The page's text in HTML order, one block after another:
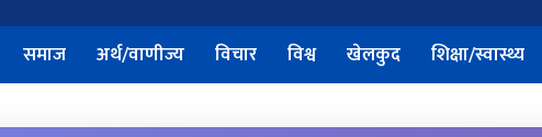
समाज अर्थ/वाणीज्य विचार विश्व खेलकुद शिक्षा/स्वास्थ्य